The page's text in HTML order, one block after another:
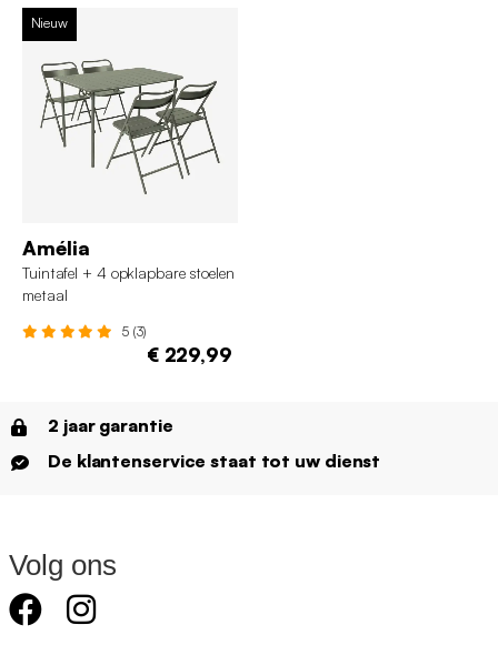
Nieuw
Amélia
Tuintafel + 4 opklapbare stoelen
metaal
5 (3)
€ 229,99
2 jaar garantie
De klantenservice staat tot uw dienst
Volg ons